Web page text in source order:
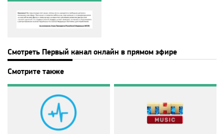
Disney
DNK
Europa Plus TV
Смотреть Первый канал онлайн в прямом эфире
Смотрите также